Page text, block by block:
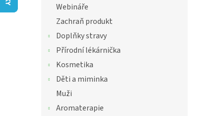
Webináře
Zachraň produkt
Doplňky stravy
Přírodní lékárnička
Kosmetika
Děti a miminka
Muži
Aromaterapie